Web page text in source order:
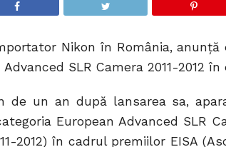
Nikon în România,
SLR Camera 2011-2012
de un an după lansarea sa,
European Advanced SLR
2012) în cadrul premiilor EISA